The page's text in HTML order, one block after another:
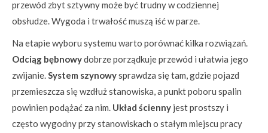
przewód zbyt sztywny może być trudny w codziennej
obsłudze. Wygoda i trwałość muszą iść w parze.
Na etapie wyboru systemu warto porównać kilka rozwiązań.
Odciąg bębnowydobrze porządkuje przewód i ułatwia jego
zwijanie. System szynowysprawdza się tam, gdzie pojazd
przemieszcza się wzdłuż stanowiska, a punkt poboru spalin
powinien podążać za nim. Układ ścienny jest prostszy i
często wygodny przy stanowiskach o stałym miejscu pracy